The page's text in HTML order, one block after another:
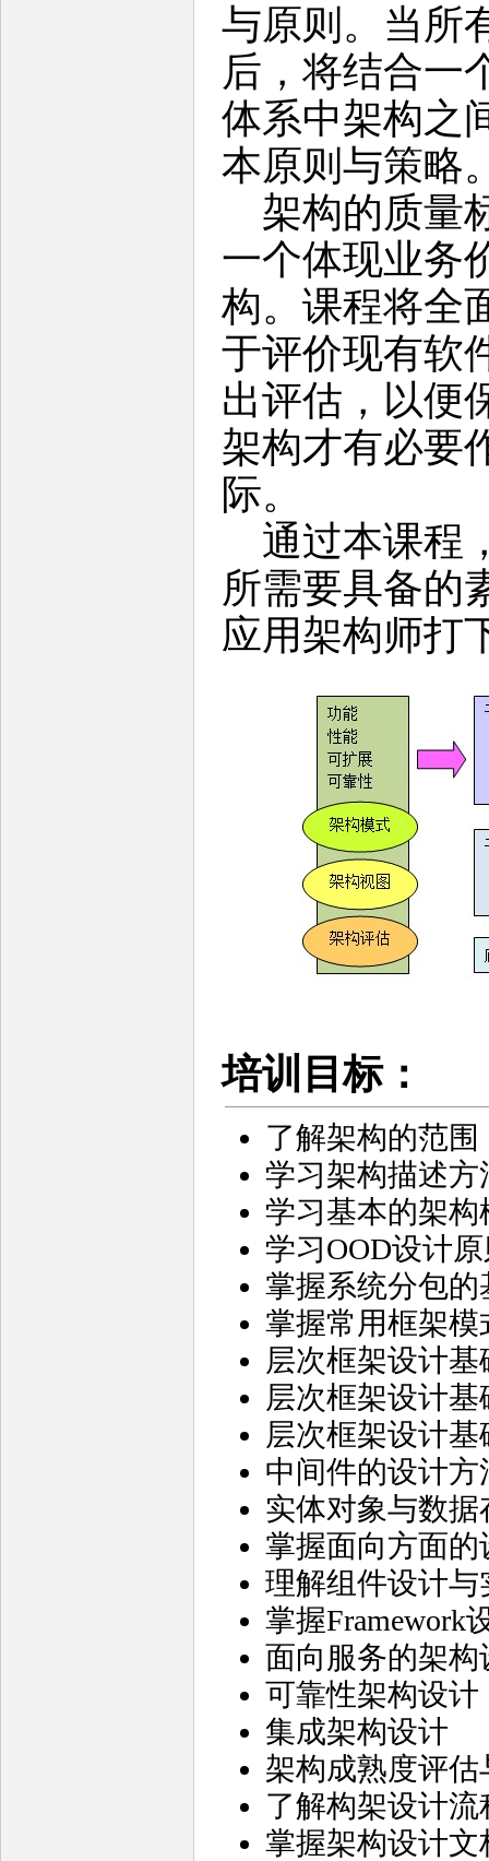
与原则。当所
后，将结合一
体系中架构之
本原则与策略
架构的质量
一个体现业务
构。课程将全
于评价现有软
出评估，以便
架构才有必要
际。
通过本课程
所需要具备的
应用架构师打
培训目标：
了解架构的范围
学习架构描述方
学习基本的架构
学习OOD设计
掌握系统分包的
掌握常用框架模
层次框架设计
层次框架设计
层次框架设计
中间件的设计方
实体对象与数
掌握面向方面的
理解组件设计与
掌握Framework
面向服务的架构
可靠性架构设计
集成架构设计
架构成熟度评估
了解构架设计流
掌握架构设计文